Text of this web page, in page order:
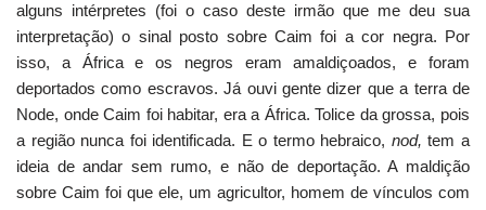
alguns intérpretes (foi o caso deste irmão que me deu sua
interpretação) o sinal posto sobre Caim foi a cor negra. Por
isso, a África e os negros eram amaldiçoados, e foram
deportados como escravos. Já ouvi gente dizer que a terra de
Node, onde Caim foi habitar, era a África. Tolice da grossa, pois
a região nunca foi identificada. E o termo hebraico, nod,tem a
ideia de andar sem rumo, e não de deportação. A maldição
sobre Caim foi que ele, um agricultor, homem de vínculos com